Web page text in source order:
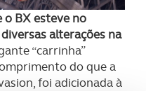
o BX esteve no
alterações na
“carrinha”
do que a
foi adicionada à